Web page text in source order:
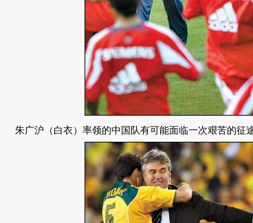
朱广沪（白衣）率领的中国队有可能面临一次艰苦的征途